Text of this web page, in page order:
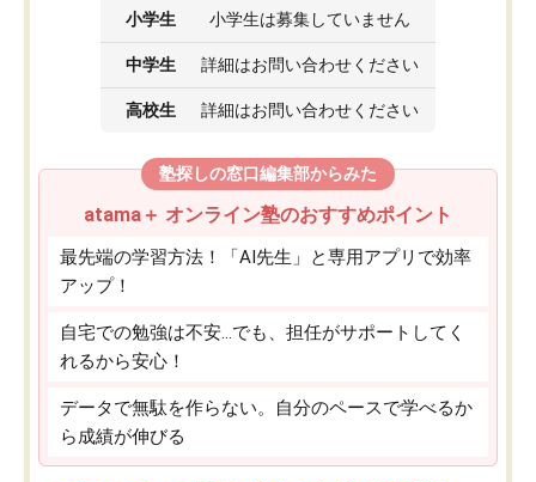
小学生 小学生は募集していません
中学生 詳細はお問い合わせください
高校生 詳細はお問い合わせください
塾探しの窓口編集部からみた
atama＋ オンライン塾のおすすめポイント
最先端の学習方法！「AI先生」と専用アプリで効率
アップ！
自宅での勉強は不安…でも、担任がサポートしてく
れるから安心！
データで無駄を作らない。自分のペースで学べるか
ら成績が伸びる